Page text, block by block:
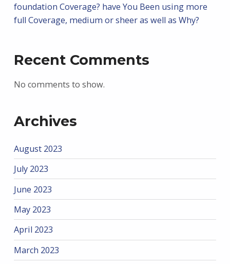
foundation Coverage? have You Been using more
full Coverage, medium or sheer as well as Why?
Recent Comments
No comments to show.
Archives
August 2023
July 2023
June 2023
May 2023
April 2023
March 2023